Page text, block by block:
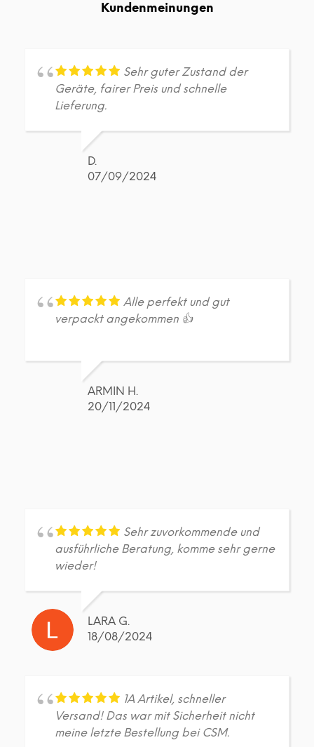
Optionen
Produktseite
gewählt
Kundenmeinungen
Sehr guter Zustand der
Geräte, fairer Preis und schnelle
Lieferung.
D.
07/09/2024
Alle perfekt und gut
verpackt angekommen 👍
ARMIN H.
20/11/2024
Sehr zuvorkommende und
ausführliche Beratung, komme sehr gerne
wieder!
LARA G.
18/08/2024
1A Artikel, schneller
Versand! Das war mit Sicherheit nicht
meine letzte Bestellung bei CSM.